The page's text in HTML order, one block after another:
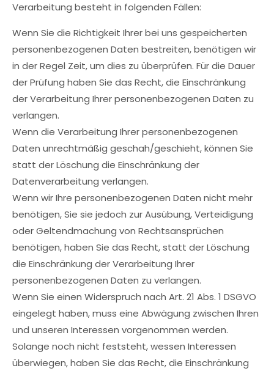
Verarbeitung besteht in folgenden Fällen:
Wenn Sie die Richtigkeit Ihrer bei uns gespeicherten
personenbezogenen Daten bestreiten, benötigen wir
in der Regel Zeit, um dies zu überprüfen. Für die Dauer
der Prüfung haben Sie das Recht, die Einschränkung
der Verarbeitung Ihrer personenbezogenen Daten zu
verlangen.
Wenn die Verarbeitung Ihrer personenbezogenen
Daten unrechtmäßig geschah/geschieht, können Sie
statt der Löschung die Einschränkung der
Datenverarbeitung verlangen.
Wenn wir Ihre personenbezogenen Daten nicht mehr
benötigen, Sie sie jedoch zur Ausübung, Verteidigung
oder Geltendmachung von Rechtsansprüchen
benötigen, haben Sie das Recht, statt der Löschung
die Einschränkung der Verarbeitung Ihrer
personenbezogenen Daten zu verlangen.
Wenn Sie einen Widerspruch nach Art. 21 Abs. 1 DSGVO
eingelegt haben, muss eine Abwägung zwischen Ihren
und unseren Interessen vorgenommen werden.
Solange noch nicht feststeht, wessen Interessen
überwiegen, haben Sie das Recht, die Einschränkung